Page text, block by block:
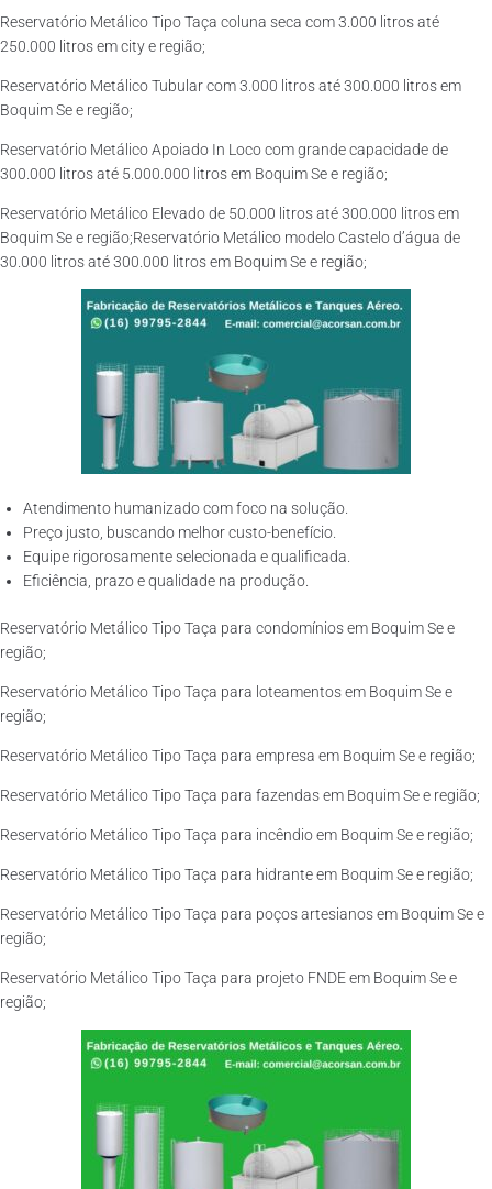
Reservatório Metálico Tipo Taça coluna seca com 3.000 litros até
250.000 litros em city e região;
Reservatório Metálico Tubular com 3.000 litros até 300.000 litros em
Boquim Se e região;
Reservatório Metálico Apoiado In Loco com grande capacidade de
300.000 litros até 5.000.000 litros em Boquim Se e região;
Reservatório Metálico Elevado de 50.000 litros até 300.000 litros em
Boquim Se e região;Reservatório Metálico modelo Castelo d’água de
30.000 litros até 300.000 litros em Boquim Se e região;
Atendimento humanizado com foco na solução.
Preço justo, buscando melhor custo-benefício.
Equipe rigorosamente selecionada e qualificada.
Eficiência, prazo e qualidade na produção.
Reservatório Metálico Tipo Taça para condomínios em Boquim Se e
região;
Reservatório Metálico Tipo Taça para loteamentos em Boquim Se e
região;
Reservatório Metálico Tipo Taça para empresa em Boquim Se e região;
Reservatório Metálico Tipo Taça para fazendas em Boquim Se e região;
Reservatório Metálico Tipo Taça para incêndio em Boquim Se e região;
Reservatório Metálico Tipo Taça para hidrante em Boquim Se e região;
Reservatório Metálico Tipo Taça para poços artesianos em Boquim Se e
região;
Reservatório Metálico Tipo Taça para projeto FNDE em Boquim Se e
região;